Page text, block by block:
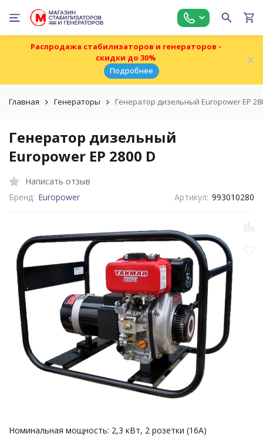
Распродажа стабилизаторов и генераторов -
скидки до 30%
Подробнее
Главная Генераторы Генератор дизельный Europower EP
Генератор дизельный
Europower EP 2800 D
Написать отзыв
Бренд: Europower Артикул: 993010280
Номинальная мощность: 2,3 кВт, 2 розетки (16А)